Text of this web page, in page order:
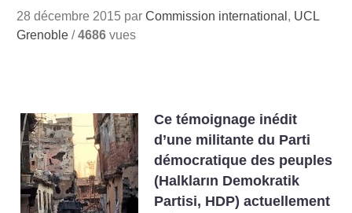
28 décembre 2015 parCommission international , UCL
Grenoble /4686 vues
Ce témoignage inédit
d’une militante du Parti
démocratique des peuples
(Halkların Demokratik
Partisi, HDP) actuellement